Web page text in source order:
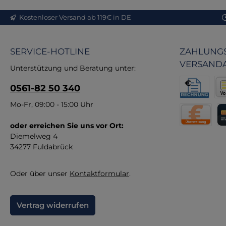
Kostenloser Versand ab 119€ in DE
SERVICE-HOTLINE
Unterstützung und Beratung unter:
0561-82 50 340
Mo-Fr, 09:00 - 15:00 Uhr
oder erreichen Sie uns vor Ort:
Diemelweg 4
34277 Fuldabrück
Oder über unser Kontaktformular.
Vertrag widerrufen
Rechnung